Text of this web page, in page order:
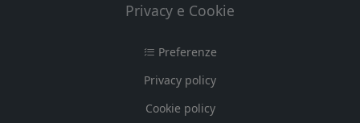
Privacy e Cookie
Preferenze
Privacy policy
Cookie policy